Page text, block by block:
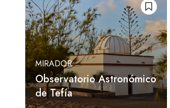
MIRADOR
Observatorio Astronómico
de Tefía